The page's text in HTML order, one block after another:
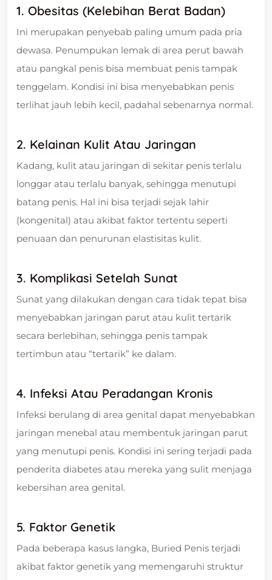
1. Obesitas (Kelebihan Berat Badan)
Ini merupakan penyebab paling umum pada pria
dewasa. Penumpukan lemak di area perut bawah
atau pangkal penis bisa membuat penis tampak
tenggelam. Kondisi ini bisa menyebabkan penis
terlihat jauh lebih kecil, padahal sebenarnya normal.
2. Kelainan Kulit Atau Jaringan
Kadang, kulit atau jaringan di sekitar penis terlalu
longgar atau terlalu banyak, sehingga menutupi
batang penis. Hal ini bisa terjadi sejak lahir
(kongenital) atau akibat faktor tertentu seperti
penuaan dan penurunan elastisitas kulit.
3. Komplikasi Setelah Sunat
Sunat yang dilakukan dengan cara tidak tepat bisa
menyebabkan jaringan parut atau kulit tertarik
secara berlebihan, sehingga penis tampak
tertimbun atau “tertarik” ke dalam.
4. Infeksi Atau Peradangan Kronis
Infeksi berulang di area genital dapat menyebabkan
jaringan menebal atau membentuk jaringan parut
yang menutupi penis. Kondisi ini sering terjadi pada
penderita diabetes atau mereka yang sulit menjaga
kebersihan area genital.
5. Faktor Genetik
Pada beberapa kasus langka, Buried Penis terjadi
akibat faktor genetik yang memengaruhi struktur